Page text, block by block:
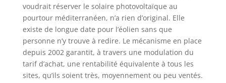
voudrait réserver le solaire photovoltaïque au
pourtour méditerranéen, n’a rien d’original. Elle
existe de longue date pour l’éolien sans que
personne n’y trouve à redire. Le mécanisme en place
depuis 2002 garantit, à travers une modulation du
tarif d’achat, une rentabilité équivalente à tous les
sites, qu’ils soient très, moyennement ou peu ventés.